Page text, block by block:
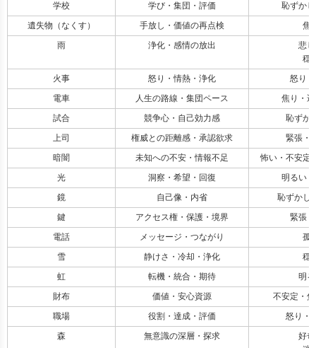
学校
学び・集団・評価
恥ずか
遺失物（なくす）
手放し・価値の再点検
焦
雨
浄化・感情の放出
悲
穏
火事
怒り・情熱・浄化
怒り
電車
人生の路線・集団ペース
焦り・
試合
競争心・自己効力感
恥ずか
上司
権威との距離感・承認欲求
緊張・
暗闇
未知への不安・情報不足
怖い・不安定
光
洞察・希望・回復
明るい
鏡
自己像・内省
恥ずかし
鍵
アクセス権・保護・境界
緊張
電話
メッセージ・つながり
孤
雪
静けさ・冷却・浄化
穏
虹
転機・統合・期待
明
財布
価値・安心資源
不安定・
職場
役割・達成・評価
怒り・
森
無意識の深層・探求
好